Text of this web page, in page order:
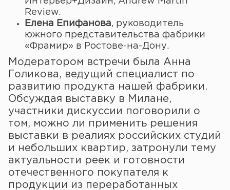
Review.
Елена Епифанова, руководитель
южного представительства фабрики
«Фрамир» в Ростове-на-Дону.
Модератором встречи была Анна
Голикова, ведущий специалист по
развитию продукта нашей фабрики.
Обсуждая выставку в Милане,
участники дискуссии поговорили о
том, можно ли применить решения
выставки в реалиях российских студий
и небольших квартир, затронули тему
актуальности реек и готовности
отечественного покупателя к
продукции из переработанных